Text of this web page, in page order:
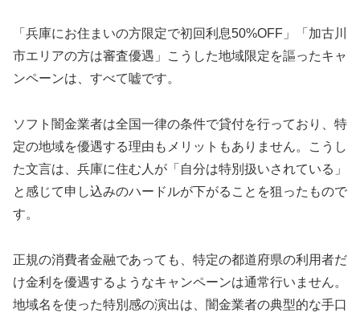
「兵庫にお住まいの方限定で初回利息50%OFF」「加古川
市エリアの方は審査優遇」こうした地域限定を謳ったキャ
ンペーンは、すべて嘘です。
ソフト闇金業者は全国一律の条件で貸付を行っており、特
定の地域を優遇する理由もメリットもありません。こうし
た文言は、兵庫に住む人が「自分は特別扱いされている」
と感じて申し込みのハードルが下がることを狙ったもので
す。
正規の消費者金融であっても、特定の都道府県の利用者だ
け金利を優遇するようなキャンペーンは通常行いません。
地域名を使った特別感の演出は、闇金業者の典型的な手口